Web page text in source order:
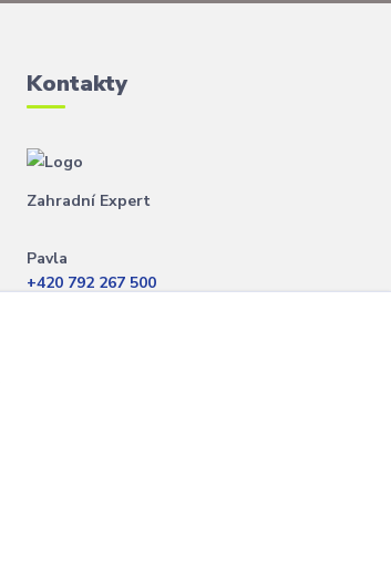
Kontakty
Zahradní Expert
Pavla
+420 792 267 500